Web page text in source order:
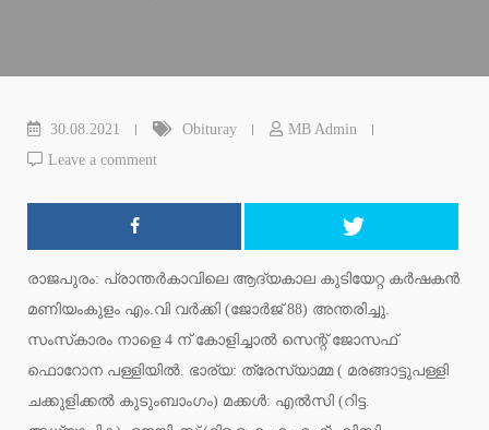
30.08.2021 Obituray
MB Admin
Leave a comment
രാജപുരം: പ്രാന്തര്‍കാവിലെ ആദ്യകാല കുടിയേറ്റ കര്‍ഷകന്‍
മണിയംകുളം എം.വി വര്‍ക്കി (ജോര്‍ജ് 88) അന്തരിച്ചു.
സംസ്‌കാരം നാളെ 4 ന് കോളിച്ചാല്‍ സെന്റ് ജോസഫ്
ഫൊറോന പള്ളിയില്‍. ഭാര്യ: ത്രേസ്യാമ്മ ( മരങ്ങാട്ടുപള്ളി
ചക്കുളിക്കല്‍ കുടുംബാംഗം) മക്കള്‍: എല്‍സി (റിട്ട.